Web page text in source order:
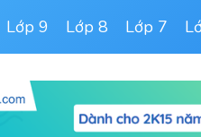
Lớp 9 Lớp 8 Lớp 7